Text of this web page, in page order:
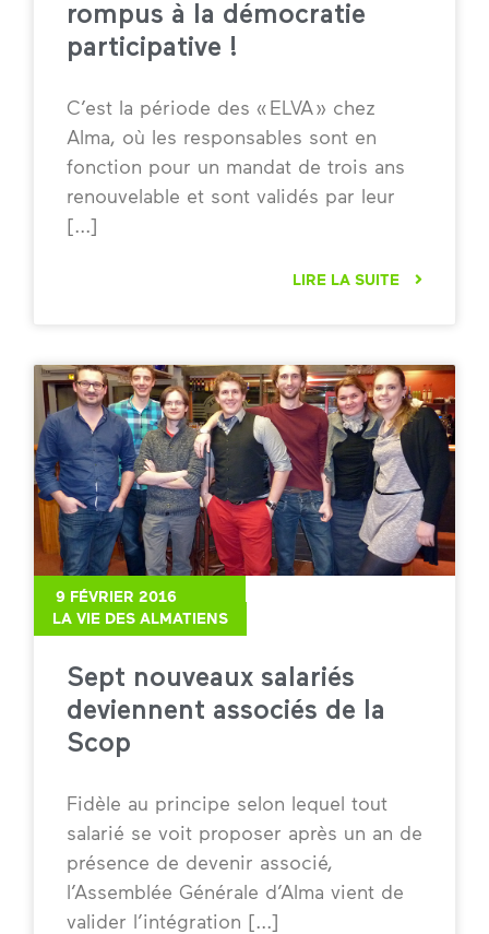
rompus à la démocratie
participative !
C’est la période des « ELVA » chez
Alma, où les responsables sont en
fonction pour un mandat de trois ans
renouvelable et sont validés par leur
LIRE LA SUITE
LA VIE DES ALMATIENS
Sept nouveaux salariés
deviennent associés de la
Scop
Fidèle au principe selon lequel tout
salarié se voit proposer après un an de
présence de devenir associé,
l’Assemblée Générale d’Alma vient de
valider l’intégration
9 FÉVRIER 2016